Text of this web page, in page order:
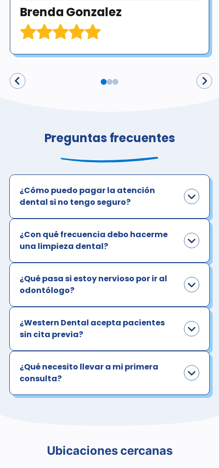
Brenda Gonzalez
Preguntas frecuentes
¿Cómo puedo pagar la atención
dental si no tengo seguro?
¿Con qué frecuencia debo hacerme
una limpieza dental?
¿Qué pasa si estoy nervioso por ir al
odontólogo?
¿Western Dental acepta pacientes
sin cita previa?
¿Qué necesito llevar a mi primera
consulta?
Ubicaciones cercanas